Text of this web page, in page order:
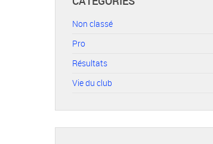
Non classé
Pro
Résultats
Vie du club